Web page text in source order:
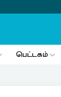
பெட்டகம்